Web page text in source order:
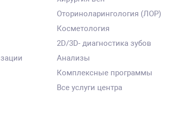
Оториноларингология (ЛОР)
Косметология
2D/3D- диагностика зубов
Анализы
Комплексные программы
Все услуги центра